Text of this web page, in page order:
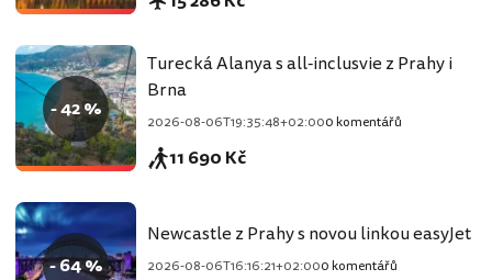
- 42 %
Turecká Alanya s all-inclusvie z Prahy i
Brna
2026-08-06T19:35:48+02:000 komentářů
11 690 Kč
- 64 %
Newcastle z Prahy s novou linkou easyJet
2026-08-06T16:16:21+02:000 komentářů